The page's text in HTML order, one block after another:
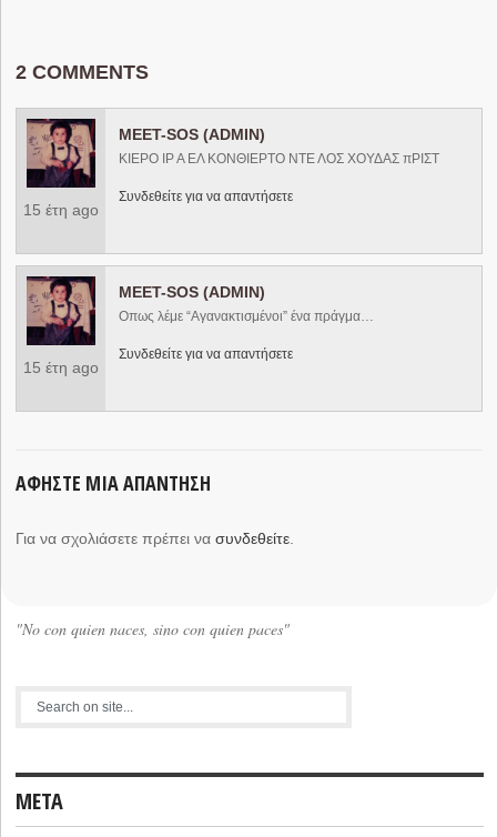
2 COMMENTS
15 έτη ago
MEET-SOS (ADMIN)
ΚΙΕΡΟ ΙΡ Α ΕΛ ΚΟΝΘΙΕΡΤΟ ΝΤΕ ΛΟΣ ΧΟΥΔΑΣ πΡΙΣΤ
Συνδεθείτε για να απαντήσετε
15 έτη ago
MEET-SOS (ADMIN)
Οπως λέμε “Αγανακτισμένοι” ένα πράγμα…
Συνδεθείτε για να απαντήσετε
ΑΦΉΣΤΕ ΜΙΑ ΑΠΆΝΤΗΣΗ
Για να σχολιάσετε πρέπει νασυνδεθείτε
"No con quien naces, sino con quien paces"
META